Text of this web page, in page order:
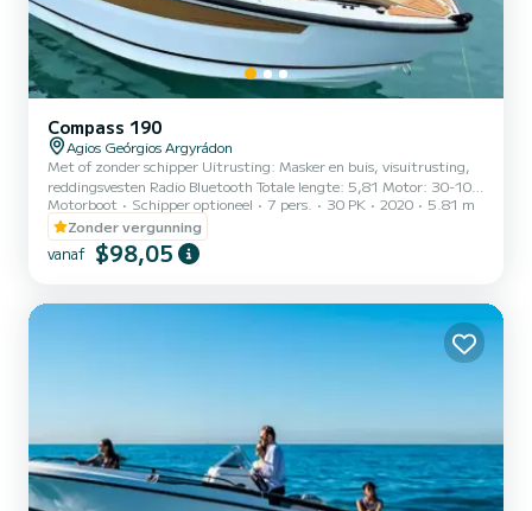
Compass 190
Agios Geórgios Argyrádon
Met of zonder schipper Uitrusting: Masker en buis, visuitrusting,
reddingsvesten Radio Bluetooth Totale lengte: 5,81 Motor: 30-100
Extra's: Brandstof Deze boot heeft een capaciteit van 7 personen.
Als u een schipper nodig heeft, biedt de boot plaats aan 6 personen
+ 1 schipper. Douche
Motorboot Schipper optioneel 7 pers. 30 PK 2020
5.81 m
Zonder vergunning
vanaf $98,05